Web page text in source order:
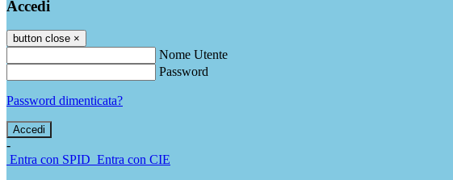
Accedi
button close ×
Nome Utente
Password
Password dimenticata?
-
Entra con SPID Entra con CIE